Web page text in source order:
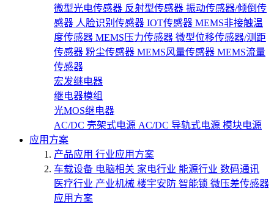
微型光电传感器 反射型传感器 振动传感器/倾倒传
感器 人脸识别传感器 IOT传感器 MEMS非接触温
度传感器 MEMS压力传感器 微型位移传感器/测距
传感器 粉尘传感器 MEMS风量传感器 MEMS流量
传感器
宏发继电器
继电器模组
光MOS继电器
AC/DC 壳架式电源 AC/DC 导轨式电源 模块电源
应用方案
产品应用 行业应用方案
车载设备 电脑相关 家电行业 能源行业 数码通讯
医疗行业 产业机械 楼宇安防 智能锁 微压差传感器
应用方案